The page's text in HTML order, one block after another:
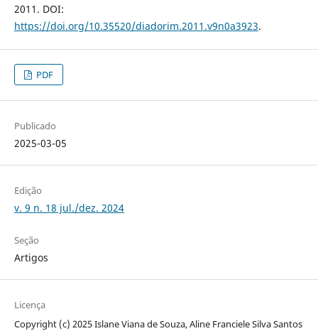
2011. DOI:
https://doi.org/10.35520/diadorim.2011.v9n0a3923.
PDF
Publicado
2025-03-05
Edição
v. 9 n. 18 jul./dez. 2024
Seção
Artigos
Licença
Copyright (c) 2025 Islane Viana de Souza, Aline Franciele Silva Santos